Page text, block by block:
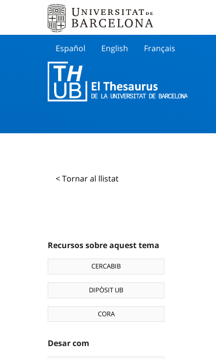
Español English Français
< Tornar al llistat
Recursos sobre aquest tema
CERCABIB
DIPÒSIT UB
CORA
Desar com